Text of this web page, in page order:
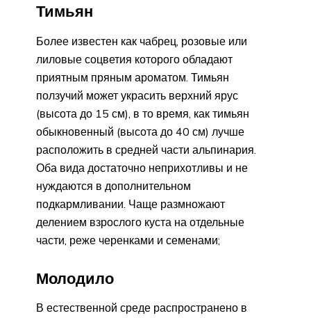
Тимьян
Более известен как чабрец, розовые или
лиловые соцветия которого обладают
приятным пряным ароматом. Тимьян
ползучий может украсить верхний ярус
(высота до 15 см), в то время, как тимьян
обыкновенный (высота до 40 см) лучше
расположить в средней части альпинария.
Оба вида достаточно неприхотливы и не
нуждаются в дополнительном
подкармливании. Чаще размножают
делением взрослого куста на отдельные
части, реже черенками и семенами;
Молодило
В естественной среде распространено в